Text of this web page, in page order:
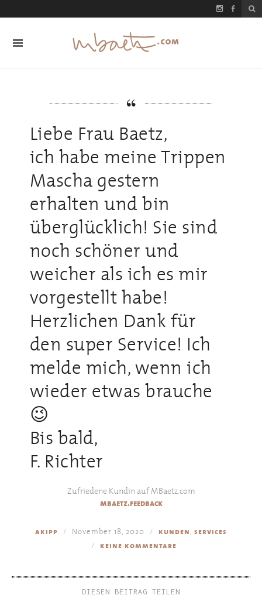
Liebe Frau Baetz,
ich habe meine Trippen
Mascha gestern
erhalten und bin
überglücklich! Sie sind
noch schöner und
weicher als ich es mir
vorgestellt habe!
Herzlichen Dank für
den super Service! Ich
melde mich, wenn ich
wieder etwas brauche
😉
Bis bald,
F. Richter
Zufriedene Kundin auf MBaetz.com
mbaetz.feedback
akipp November 18, 2020 kunden, services
keine kommentare
DIESEN BEITRAG TEILEN